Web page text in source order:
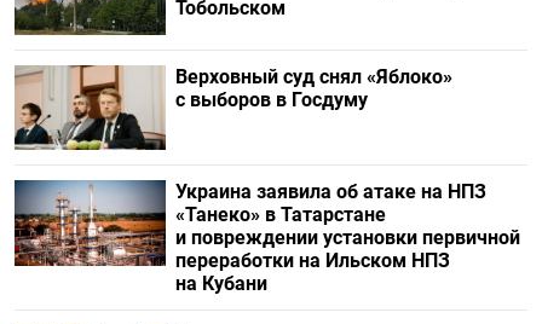
Тобольском
Верховный суд снял «Яблоко»
с выборов в Госдуму
Украина заявила об атаке на НПЗ
«Танеко» в Татарстане
и повреждении установки первичной
переработки на Ильском НПЗ
на Кубани